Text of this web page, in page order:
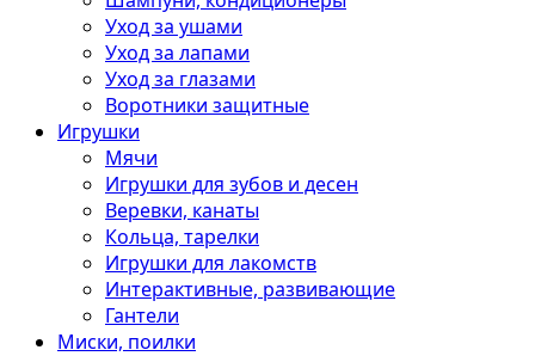
Уход за ушами
Уход за лапами
Уход за глазами
Воротники защитные
Игрушки
Мячи
Игрушки для зубов и десен
Веревки, канаты
Кольца, тарелки
Игрушки для лакомств
Интерактивные, развивающие
Гантели
Миски, поилки